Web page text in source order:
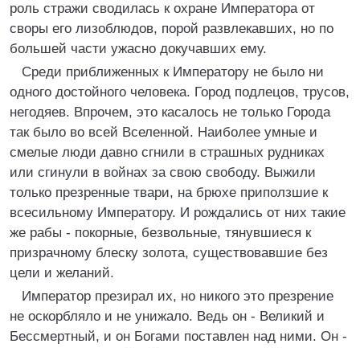
роль стражи сводилась к охране Императора от
своры его лизоблюдов, порой развлекавших, но по
большей части ужасно докучавших ему.
Среди приближенных к Императору не было ни
одного достойного человека. Город подлецов, трусов,
негодяев. Впрочем, это касалось не только Города
так было во всей Вселенной. Наиболее умные и
смелые люди давно сгнили в страшных рудниках
или сгинули в войнах за свою свободу. Выжили
только презренные твари, на брюхе приползшие к
всесильному Императору. И рождались от них такие
же рабы - покорные, безвольные, тянувшиеся к
призрачному блеску золота, существовавшие без
цели и желаний.
Император презирал их, но никого это презрение
не оскорбляло и не унижало. Ведь он - Великий и
Бессмертный, и он Богами поставлен над ними. Он -